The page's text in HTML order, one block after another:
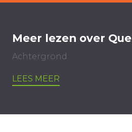
Meer lezen over
Achtergrond
LEES MEER